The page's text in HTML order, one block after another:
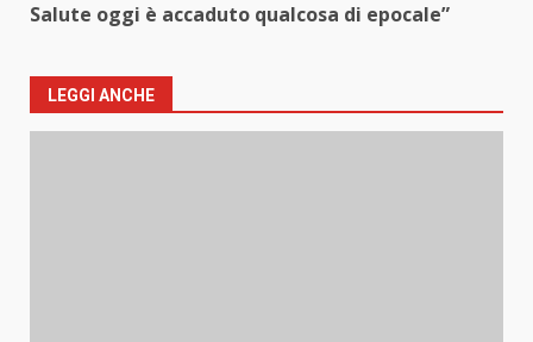
Salute oggi è accaduto qualcosa di epocale”
LEGGI ANCHE